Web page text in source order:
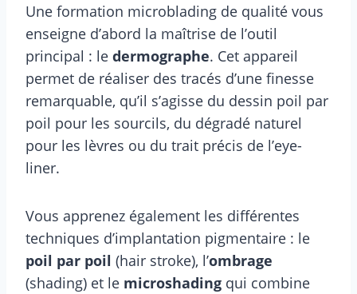
Une formation microblading de qualité vous
enseigne d’abord la maîtrise de l’outil
principal : le dermographe. Cet appareil
permet de réaliser des tracés d’une finesse
remarquable, qu’il s’agisse du dessin poil par
poil pour les sourcils, du dégradé naturel
pour les lèvres ou du trait précis de l’eye-
liner.
Vous apprenez également les différentes
techniques d’implantation pigmentaire : le
poil par poil (hair stroke), l’ombrage
(shading) et le microshading qui combine